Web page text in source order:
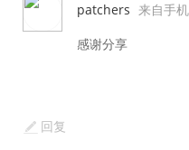
patchers 来自手机
感谢分享
回复